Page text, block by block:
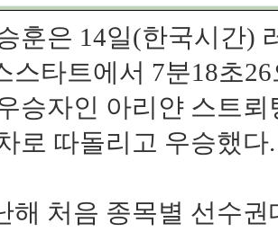
훈은 14일(한국시간)
스타트에서 7분18초
승자인 아리얀 스트뢰
로 따돌리고 우승했다.
해 처음 종목별 선수